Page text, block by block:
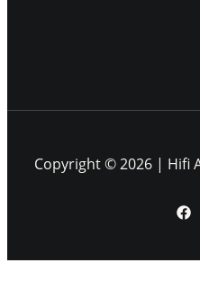
Copyright © 2026 | Hifi